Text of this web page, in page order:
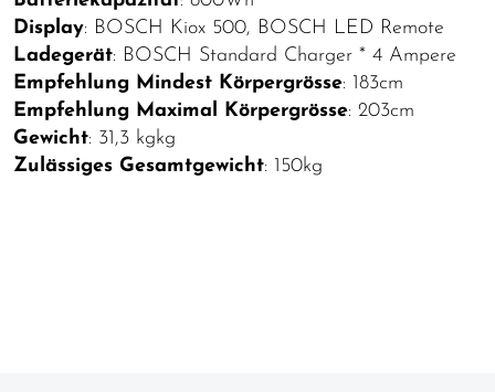
Display: BOSCH Kiox 500, BOSCH LED Remote
Ladegerät: BOSCH Standard Charger * 4 Ampere
Empfehlung Mindest Körpergrösse: 183cm
Empfehlung Maximal Körpergrösse: 203cm
Gewicht: 31,3 kgkg
Zulässiges Gesamtgewicht: 150kg